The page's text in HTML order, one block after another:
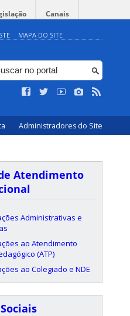
Canais
MAPA DO SITE
Administradores do Site
Atendimento
Administrativas e
ao Atendimento
(ATP)
ao Colegiado e NDE